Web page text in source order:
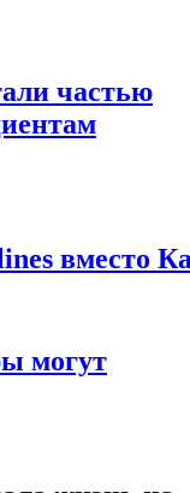
частью
вместо
могут